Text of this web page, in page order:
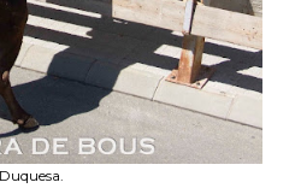
Duquesa.